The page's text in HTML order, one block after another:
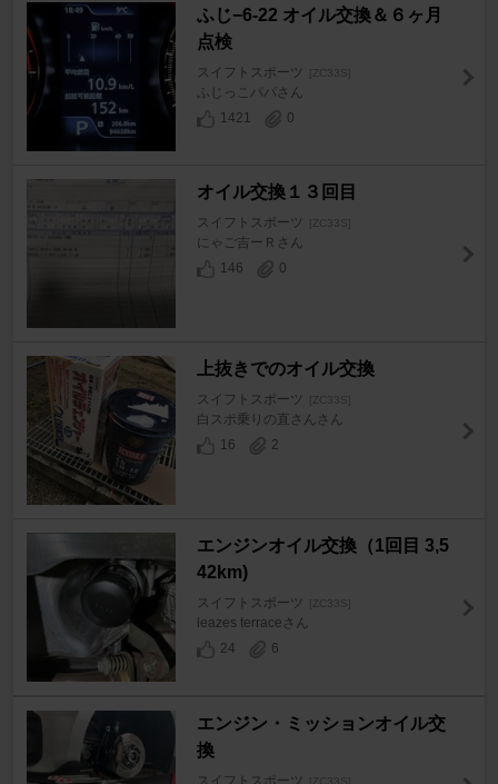
ふじ−6-22 オイル交換＆６ヶ月
点検
スイフトスポーツ [ZC33S]
ふじっこパパさん
1421
0
オイル交換１３回目
スイフトスポーツ [ZC33S]
にゃご吉ーＲさん
146
0
上抜きでのオイル交換
スイフトスポーツ [ZC33S]
白スポ乗りの直さんさん
16
2
エンジンオイル交換（1回目 3,5
42km)
スイフトスポーツ [ZC33S]
leazes terraceさん
24
6
エンジン・ミッションオイル交
換
[ZC33S]